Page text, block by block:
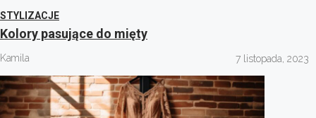
STYLIZACJE
Kolory pasujące do mięty
Kamila 7 listopada, 2023